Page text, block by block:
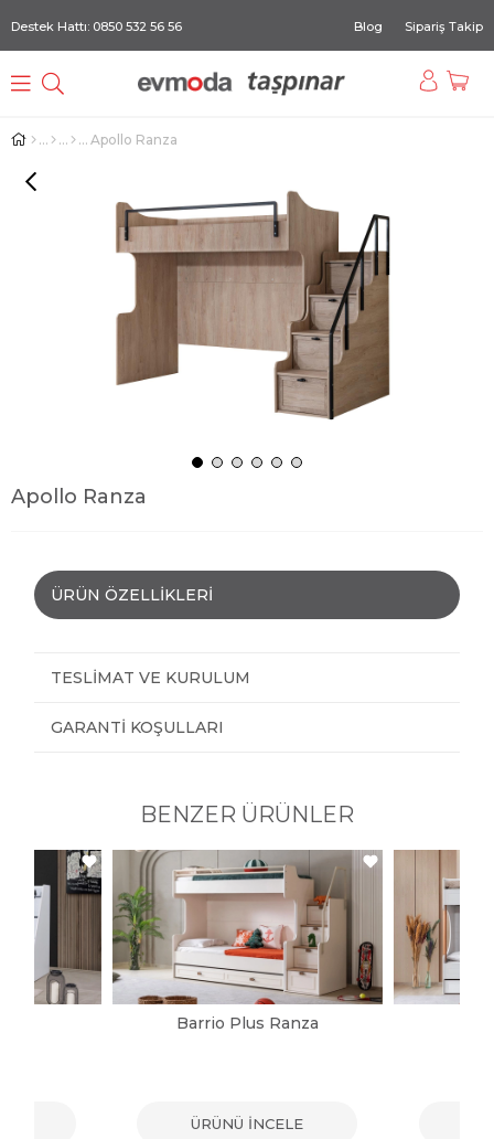
Destek Hattı: 0850 532 56 56 Blog Sipariş Takip
Apollo Ranza
Apollo Ranza
ÜRÜN ÖZELLIKLERI
TESLIMAT VE KURULUM
GARANTI KOŞULLARI
BENZER ÜRÜNLER
Barrio Plus Ranza
ÜRÜNÜ İNCELE